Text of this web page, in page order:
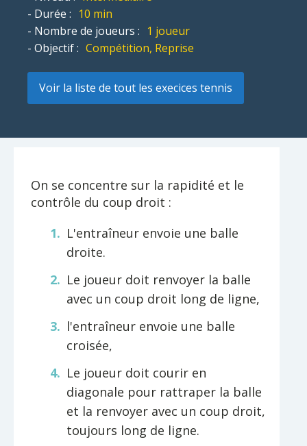
- Durée : 10 min
- Nombre de joueurs : 1 joueur
- Objectif : Compétition, Reprise
Voir la liste de tout les execices tennis
On se concentre sur la rapidité et le
contrôle du coup droit :
L'entraîneur envoie une balle
droite.
Le joueur doit renvoyer la balle
avec un coup droit long de ligne,
l'entraîneur envoie une balle
croisée,
Le joueur doit courir en
diagonale pour rattraper la balle
et la renvoyer avec un coup droit,
toujours long de ligne.